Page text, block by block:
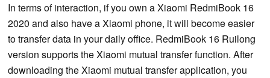
In terms of interaction, if you own a Xiaomi RedmiBook 16
2020 and also have a Xiaomi phone, it will become easier
to transfer data in your daily office. RedmiBook 16 Ruilong
version supports the Xiaomi mutual transfer function. After
downloading the Xiaomi mutual transfer application, you